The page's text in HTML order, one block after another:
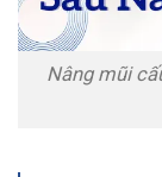
Nâng mũi